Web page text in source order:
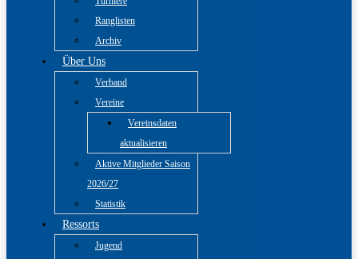
Ranglisten
Archiv
Über Uns
Verband
Vereine
Vereinsdaten
aktualisieren
Aktive Mitglieder Saison
2026/27
Statistik
Ressorts
Jugend